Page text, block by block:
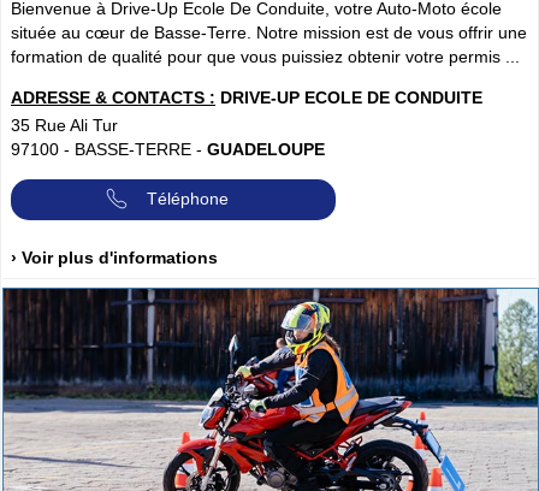
Bienvenue à Drive-Up Ecole De Conduite, votre Auto-Moto école
située au cœur de Basse-Terre. Notre mission est de vous offrir une
formation de qualité pour que vous puissiez obtenir votre permis ...
ADRESSE & CONTACTS : DRIVE-UP ECOLE DE CONDUITE
35 Rue Ali Tur
97100 - BASSE-TERRE - GUADELOUPE
Téléphone
› Voir plus d'informations